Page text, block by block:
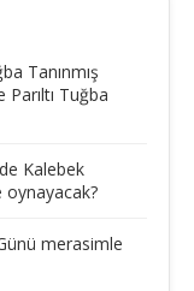
Tanınmış
Tuğba
Kalebek
merasimle